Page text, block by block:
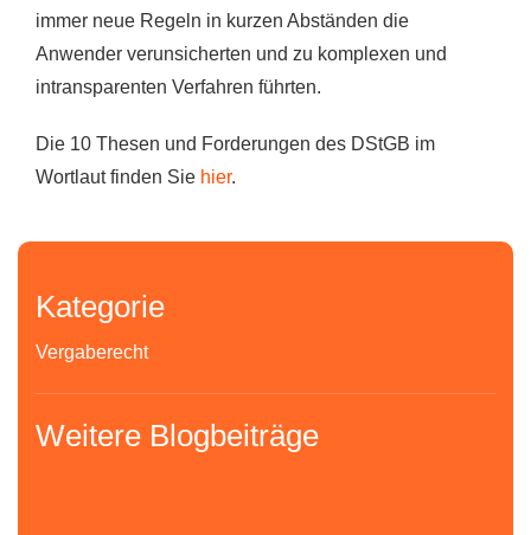
immer neue Regeln in kurzen Abständen die
Anwender verunsicherten und zu komplexen und
intransparenten Verfahren führten.
Die 10 Thesen und Forderungen des DStGB im
Wortlaut finden Sie hier.
Kategorie
Vergaberecht
Weitere Blogbeiträge